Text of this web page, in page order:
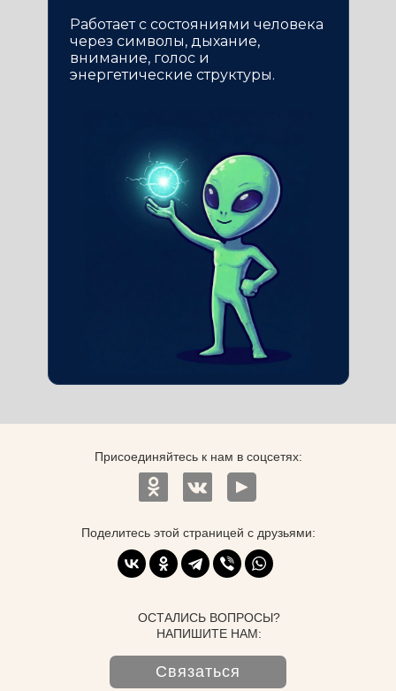
Работает с состояниями человека
через символы, дыхание,
внимание, голос и
энергетические структуры.
Поделитесь этой страницей с друзьями:
ОСТАЛИСЬ ВОПРОСЫ?
НАПИШИТЕ НАМ:
Связаться
Присоединяйтесь к нам в соцсетях: